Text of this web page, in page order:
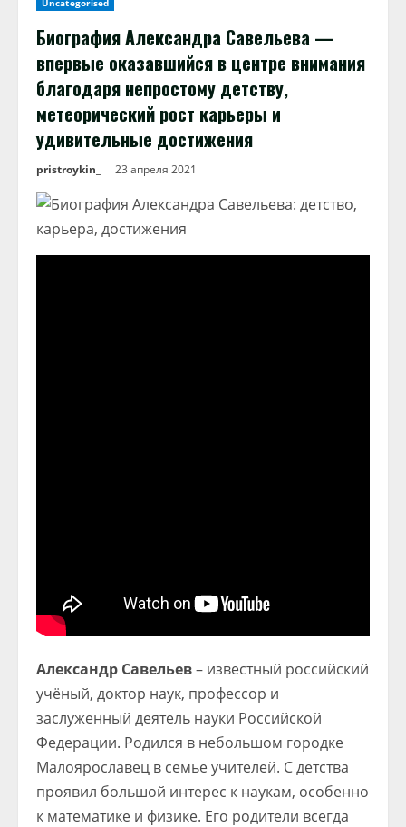
Uncategorised
Биография Александра Савельева —
впервые оказавшийся в центре внимания
благодаря непростому детству,
метеорический рост карьеры и
удивительные достижения
pristroykin_ 23 апреля 2021
Александр Савельев– известный российский
учёный, доктор наук, профессор и
заслуженный деятель науки Российской
Федерации. Родился в небольшом городке
Малоярославец в семье учителей. С детства
проявил большой интерес к наукам, особенно
к математике и физике. Его родители всегда